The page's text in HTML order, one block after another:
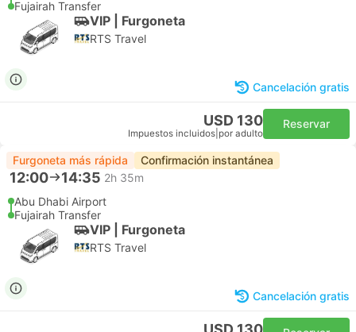
Fujairah Transfer
VIP | Furgoneta
RTS Travel
Cancelación gratis
USD 130
Impuestos incluidos por adulto
Reservar
Furgoneta más rápida Confirmación instantánea
12:00 14:35 2h 35m
Abu Dhabi Airport
Fujairah Transfer
VIP | Furgoneta
RTS Travel
Cancelación gratis